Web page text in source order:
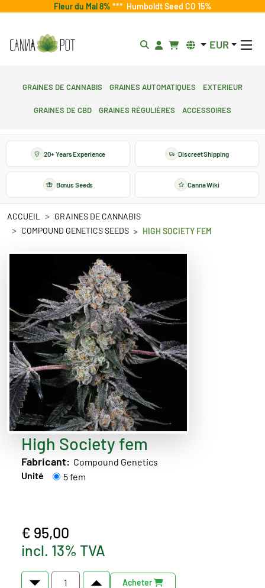
Fleur du Mal 8% *** Humboldt Seed CO 15%
EUR
Graines de cannabis Graines automatiques
Exterieur
Graines de CBD Graines régulières Accessoires
20+ Years Experience Discreet Shipping
Bonus Seeds Canna Wiki
ACCUEIL
GRAINES DE CANNABIS
COMPOUND GENETICS SEEDS
HIGH SOCIETY FEM
High Society fem
Fabricant: Compound Genetics
Unité
5 fem
€ 95,00
incl. 13% TVA
Acheter